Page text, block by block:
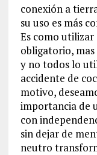
conexión a
su uso es más
Es como
obligatorio,
y no todos lo
accidente de
motivo,
importancia de
con
sin dejar de
neutro